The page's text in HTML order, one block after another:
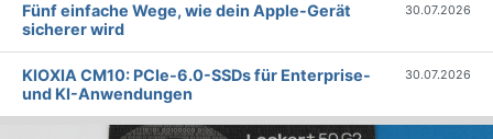
Fünf einfache Wege, wie dein Apple-Gerät
sicherer wird
30.07.2026
KIOXIA CM10: PCIe-6.0-SSDs für Enterprise-
und KI-Anwendungen
30.07.2026